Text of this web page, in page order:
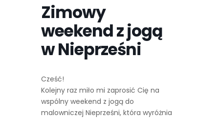
Zimowy
weekend z jogą
w Nieprześni
Cześć!
Kolejny raz miło mi zaprosić Cię na
wspólny weekend z jogą do
malowniczej Nieprześni, która wyróżnia